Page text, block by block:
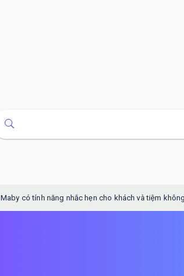
Maby có tính năng nhắc hẹn cho khách và tiệm